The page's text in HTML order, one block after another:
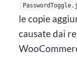
le copie
causate dai